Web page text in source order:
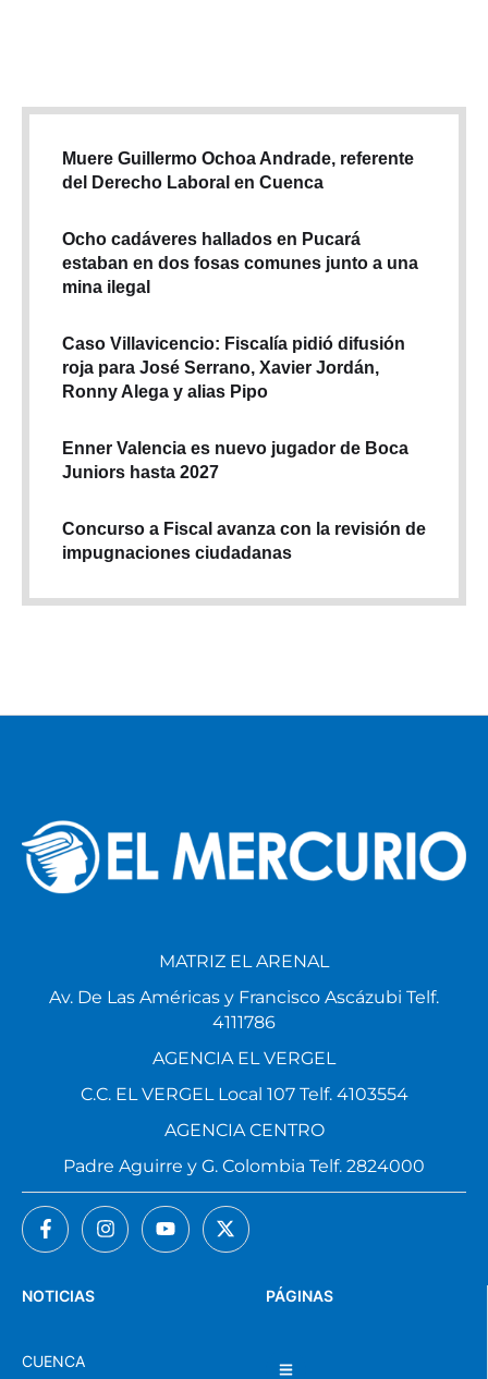
Muere Guillermo Ochoa Andrade, referente
del Derecho Laboral en Cuenca
Ocho cadáveres hallados en Pucará
estaban en dos fosas comunes junto a una
mina ilegal
Caso Villavicencio: Fiscalía pidió difusión
roja para José Serrano, Xavier Jordán,
Ronny Alega y alias Pipo
Enner Valencia es nuevo jugador de Boca
Juniors hasta 2027
Concurso a Fiscal avanza con la revisión de
impugnaciones ciudadanas
PÁGINAS
NOTICIAS
CUENCA
MATRIZ EL ARENAL
Av. De Las Américas y Francisco Ascázubi Telf.
4111786
AGENCIA EL VERGEL
C.C. EL VERGEL Local 107 Telf. 4103554
AGENCIA CENTRO
Padre Aguirre y G. Colombia Telf. 2824000